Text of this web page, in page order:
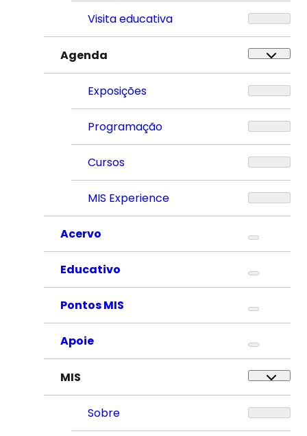
Visita educativa
Agenda
Exposições
Programação
Cursos
MIS Experience
Acervo
Educativo
Pontos MIS
Apoie
MIS
Sobre